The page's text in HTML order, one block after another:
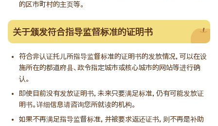
的区市町村的主页等。
关于颁发符合指导监督标准的证明书
符合非认证托儿所指导监督标准的证明书的发放情况，可以在设
施所在的都道府县、政令指定城市或核心城市的网站等进行确
认。
即使目前没有发放证明书，未来只要满足标准，仍有可能发放证
明书。详细信息请咨询您所就读的机构。
如果不再满足指导监督标准，并被要求返还证书，则不再是补助